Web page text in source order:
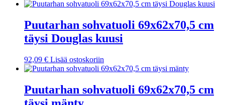
Puutarhan sohvatuoli 69x62x70,5 cm
täysi Douglas kuusi
92,09 € Lisää ostoskoriin
Puutarhan sohvatuoli 69x62x70,5 cm